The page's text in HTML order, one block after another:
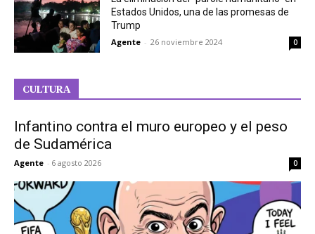
Estados Unidos, una de las promesas de
Trump
Agente - 26 noviembre 2024 0
CULTURA
Infantino contra el muro europeo y el peso
de Sudamérica
Agente - 6 agosto 2026 0